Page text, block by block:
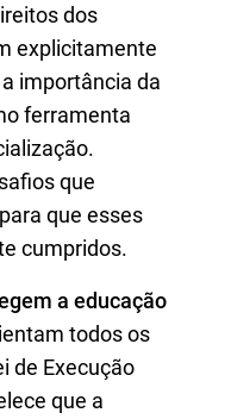
dos
explicitamente
importância da
ferramenta
que
que esses
cumpridos.
a educação
todos os
de Execução
que a